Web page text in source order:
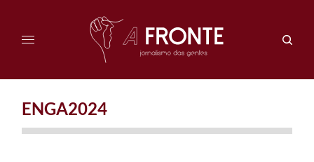
ENGA2024